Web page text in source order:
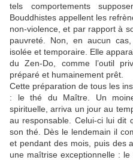
tels comportements
Bouddhistes appellent les
non-violence, et par rapport à
pauvreté. Non, en aucun
isolée et temporaire. Elle
du Zen-Do, comme l’outil
préparé et humainement prêt.
Cette préparation de tous les
: le thé du Maître. Un
spirituelle, arriva un jour au
au responsable. Celui-ci lui dit
son thé. Dès le lendemain il
et pendant des mois, puis des
une maîtrise exceptionnelle :